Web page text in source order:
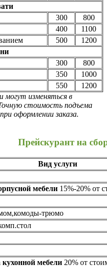
300
800
400
1100
500
1200
300
800
350
1000
550
1200
изменяться в
стоимость подъема
оформлении заказа.
Прейскурант на
Вид услуги
мебели15%-20% от
трюмо
мебели20% от